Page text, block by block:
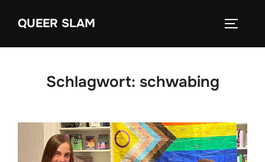
InhaltQUEER SLAM
Schlagwort: schwabing